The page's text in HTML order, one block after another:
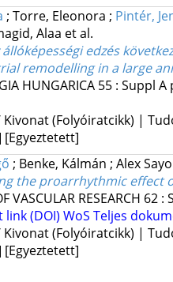
; Torre, Eleonora ; Pintér,
Alaa et al.
állóképességi edzés
remodelling in a large
HUNGARICA 55: Suppl A
(Folyóiratcikk) |
[Egyeztetett]
; Benke, Kálmán ; Alex
the proarrhythmic effect
VASCULAR RESEARCH 62:
(DOI) WoS Teljes
(Folyóiratcikk) |
[Egyeztetett]